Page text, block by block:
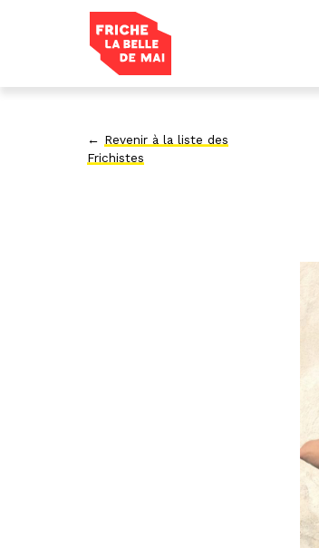
← Revenir à la liste des
Frichistes
Panneau de gestion des cookies